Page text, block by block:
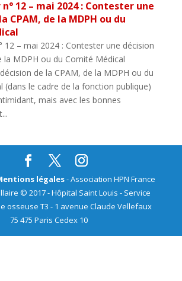
12 – mai 2024 : Contester une
CPAM, de la MDPH ou du
12 – mai 2024 : Contester une décision
la MDPH ou du Comité Médical
de la CPAM, de la MDPH ou du
(dans le cadre de la fonction publique)
mais avec les bonnes
légales- Association HPN France
© 2017 - Hôpital Saint Louis - Service
osseuse T3 - 1 avenue Claude Vellefaux
75 475 Paris Cedex 10